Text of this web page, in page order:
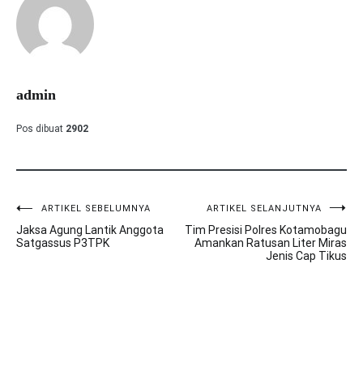
admin
Pos dibuat 2902
Navigasi
pos
ARTIKEL SEBELUMNYA
Jaksa Agung Lantik Anggota
Satgassus P3TPK
ARTIKEL SELANJUTNYA
Tim Presisi Polres Kotamobagu
Amankan Ratusan Liter Miras
Jenis Cap Tikus